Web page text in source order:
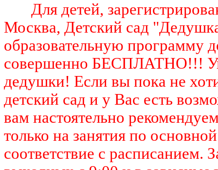
Для детей,
Москва, Детский сад
образовательную программу
совершенно БЕСПЛАТНО!!!
дедушки! Если вы пока не
детский сад и у Вас есть
вам настоятельно
только на занятия по
соответствие с расписанием.